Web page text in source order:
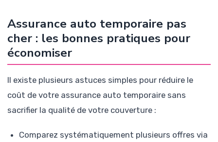
Assurance auto temporaire pas
cher : les bonnes pratiques pour
économiser
Il existe plusieurs astuces simples pour réduire le
coût de votre assurance auto temporaire sans
sacrifier la qualité de votre couverture :
Comparez systématiquement plusieurs offres via